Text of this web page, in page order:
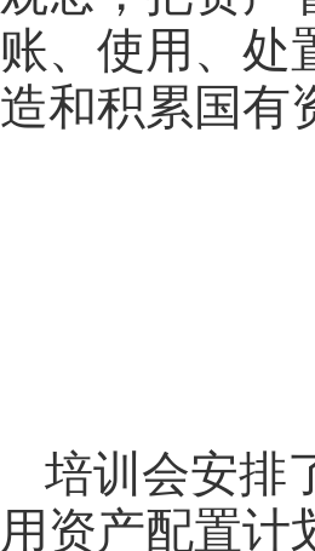
账、使用、处
造和积累国有
培训会安排
用资产配置计